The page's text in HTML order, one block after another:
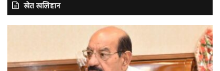
खेत खलिहान